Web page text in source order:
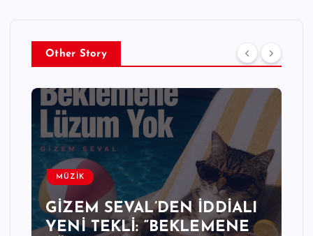
Other Story
MÜZİK
GİZEM SEVAL’DEN İDDİALI
YENİ TEKLİ: “BEKLEMENE